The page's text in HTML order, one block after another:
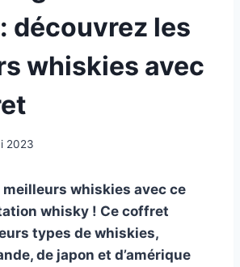
découvrez les
whiskies avec
2023
meilleurs whiskies avec ce
whisky ! Ce coffret
types de whiskies,
de japon et d’amérique